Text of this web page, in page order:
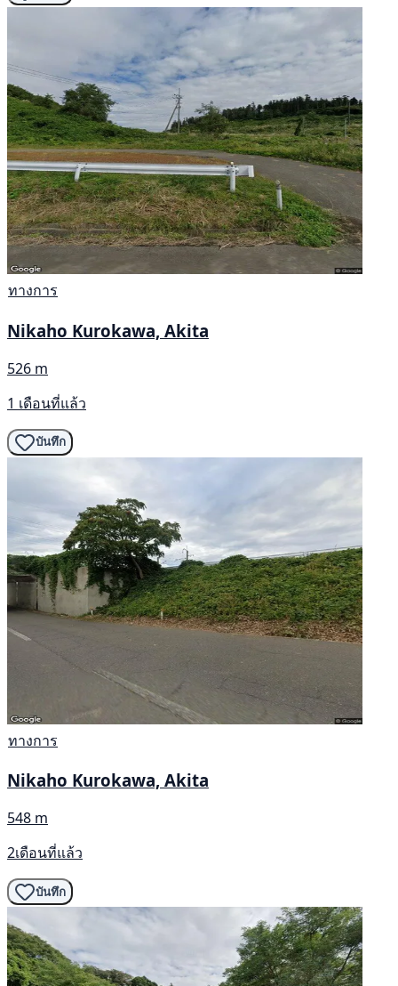
ทางการ
Nikaho Kurokawa, Akita
526 m
1 เดือนที่แล้ว
บันทึก
ทางการ
Nikaho Kurokawa, Akita
548 m
2เดือนที่แล้ว
บันทึก